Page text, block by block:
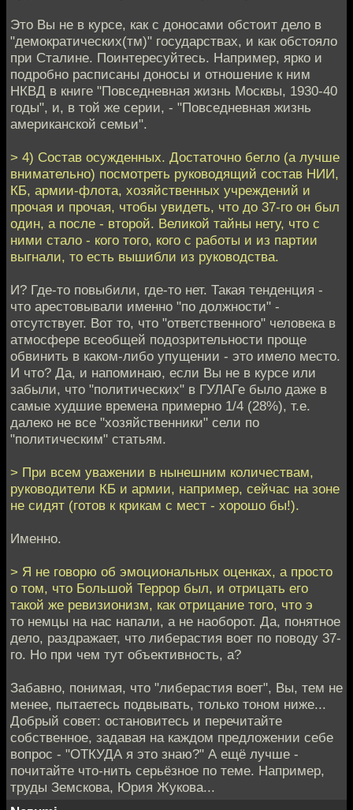
Это Вы не в курсе, как с доносами обстоит дело в
"демократических(тм)" государствах, и как обстояло
при Сталине. Поинтересуйтесь. Например, ярко и
подробно расписаны доносы и отношение к ним
НКВД в книге "Повседневная жизнь Москвы, 1930-40
годы", и, в той же серии, - "Повседневная жизнь
американской семьи".
> 4) Состав осужденных. Достаточно бегло (а лучше
внимательно) посмотреть руководящий состав НИИ,
КБ, армии-флота, хозяйственных учреждений и
прочая и прочая, чтобы увидеть, что до 37-го он был
один, а после - второй. Великой тайны нету, что с
ними стало - кого того, кого с работы и из партии
выгнали, то есть вышибли из руководства.
И? Где-то повыбили, где-то нет. Такая тенденция -
что арестовывали именно "по должности" -
отсутствует. Вот то, что "ответственного" человека в
атмосфере всеобщей подозрительности проще
обвинить в каком-либо упущении - это имело место.
И что? Да, и напоминаю, если Вы не в курсе или
забыли, что "политических" в ГУЛАГе было даже в
самые худшие времена примерно 1/4 (28%), т.е.
далеко не все "хозяйственники" сели по
"политическим" статьям.
> При всем уважении в нынешним количествам,
руководители КБ и армии, например, сейчас на зоне
не сидят (готов к крикам с мест - хорошо бы!).
Именно.
> Я не говорю об эмоциональных оценках, а просто
о том, что Большой Террор был, и отрицать его
такой же ревизионизм, как отрицание того, что э
то немцы на нас напали, а не наоборот. Да, понятное
дело, раздражает, что либерастия воет по поводу 37-
го. Но при чем тут объективность, а?
Забавно, понимая, что "либерастия воет", Вы, тем не
менее, пытаетесь подвывать, только тоном ниже...
Добрый совет: остановитесь и перечитайте
собственное, задавая на каждом предложении себе
вопрос - "ОТКУДА я это знаю?" А ещё лучше -
почитайте что-нить серьёзное по теме. Например,
труды Земскова, Юрия Жукова...